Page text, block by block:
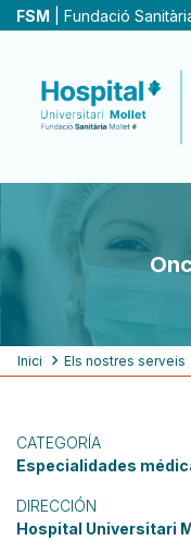
Pasar
principal
FSM | Fundació
Ruta
navegación
Inici Els nostres serveis
CATEGORÍA
Especialidades
DIRECCIÓN
Hospital Universitari